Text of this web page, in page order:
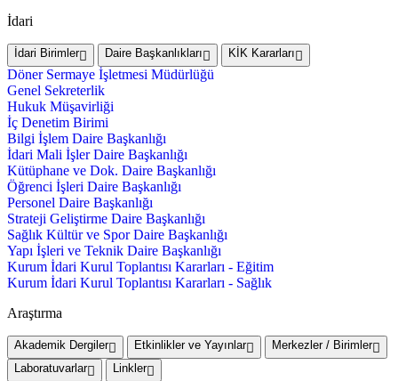
İdari
İdari Birimler Daire Başkanlıkları KİK Kararları
Döner Sermaye İşletmesi Müdürlüğü
Genel Sekreterlik
Hukuk Müşavirliği
İç Denetim Birimi
Bilgi İşlem Daire Başkanlığı
İdari Mali İşler Daire Başkanlığı
Kütüphane ve Dok. Daire Başkanlığı
Öğrenci İşleri Daire Başkanlığı
Personel Daire Başkanlığı
Strateji Geliştirme Daire Başkanlığı
Sağlık Kültür ve Spor Daire Başkanlığı
Yapı İşleri ve Teknik Daire Başkanlığı
Kurum İdari Kurul Toplantısı Kararları - Eğitim
Kurum İdari Kurul Toplantısı Kararları - Sağlık
Araştırma
Akademik Dergiler Etkinlikler ve Yayınlar
Merkezler / Birimler
Laboratuvarlar
Linkler